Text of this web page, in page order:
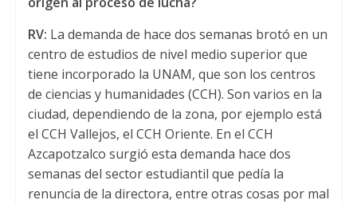
RV: La demanda de hace dos semanas brotó en un
centro de estudios de nivel medio superior que
tiene incorporado la UNAM, que son los centros
de ciencias y humanidades (CCH). Son varios en la
ciudad, dependiendo de la zona, por ejemplo está
el CCH Vallejos, el CCH Oriente. En el CCH
Azcapotzalco surgió esta demanda hace dos
semanas del sector estudiantil que pedía la
renuncia de la directora, entre otras cosas por mal